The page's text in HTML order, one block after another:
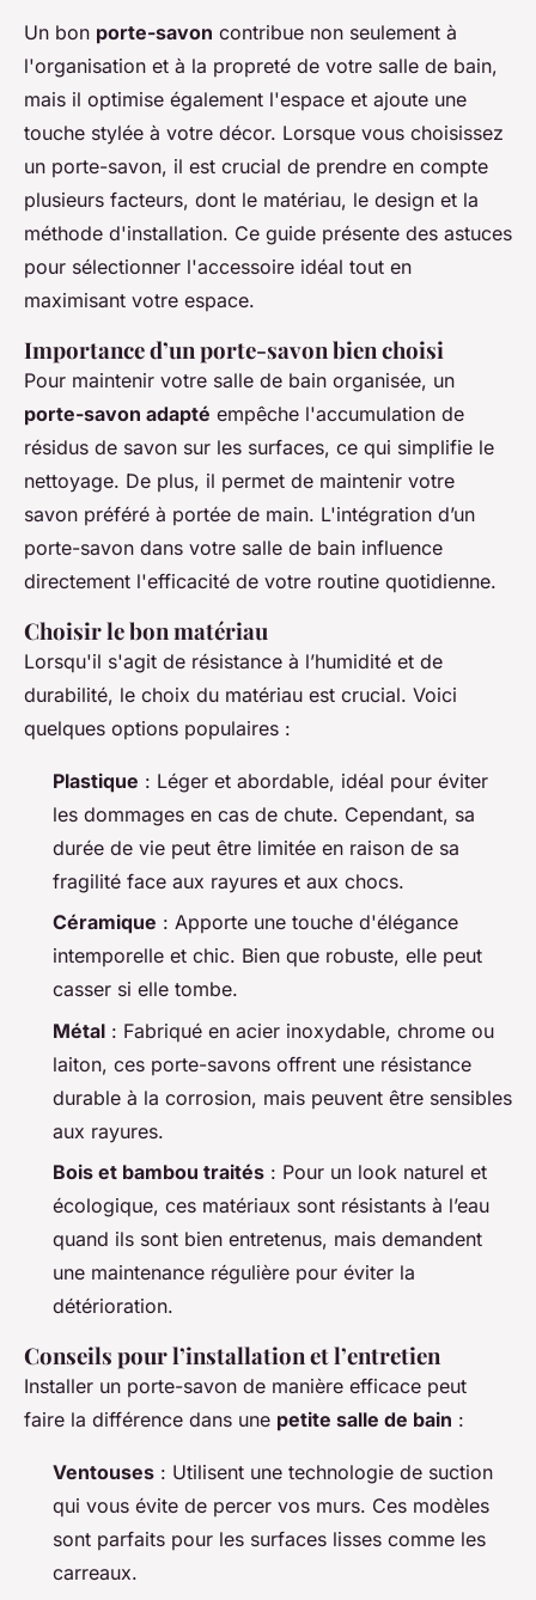
Un bon porte-savon contribue non seulement à
l'organisation et à la propreté de votre salle de bain,
mais il optimise également l'espace et ajoute une
touche stylée à votre décor. Lorsque vous choisissez
un porte-savon, il est crucial de prendre en compte
plusieurs facteurs, dont le matériau, le design et la
méthode d'installation. Ce guide présente des astuces
pour sélectionner l'accessoire idéal tout en
maximisant votre espace.
Importance d’un porte-savon bien choisi
Pour maintenir votre salle de bain organisée, un
porte-savon adapté empêche l'accumulation de
résidus de savon sur les surfaces, ce qui simplifie le
nettoyage. De plus, il permet de maintenir votre
savon préféré à portée de main. L'intégration d’un
porte-savon dans votre salle de bain influence
directement l'efficacité de votre routine quotidienne.
Choisir le bon matériau
Lorsqu'il s'agit de résistance à l’humidité et de
durabilité, le choix du matériau est crucial. Voici
quelques options populaires :
Plastique : Léger et abordable, idéal pour éviter
les dommages en cas de chute. Cependant, sa
durée de vie peut être limitée en raison de sa
fragilité face aux rayures et aux chocs.
Céramique : Apporte une touche d'élégance
intemporelle et chic. Bien que robuste, elle peut
casser si elle tombe.
Métal : Fabriqué en acier inoxydable, chrome ou
laiton, ces porte-savons offrent une résistance
durable à la corrosion, mais peuvent être sensibles
aux rayures.
Bois et bambou traités : Pour un look naturel et
écologique, ces matériaux sont résistants à l’eau
quand ils sont bien entretenus, mais demandent
une maintenance régulière pour éviter la
détérioration.
Conseils pour l’installation et l’entretien
Installer un porte-savon de manière efficace peut
faire la différence dans une petite salle de bain :
Ventouses : Utilisent une technologie de suction
qui vous évite de percer vos murs. Ces modèles
sont parfaits pour les surfaces lisses comme les
carreaux.